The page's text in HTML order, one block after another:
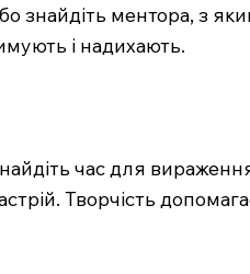
ментора, з
і надихають.
час для
Творчість